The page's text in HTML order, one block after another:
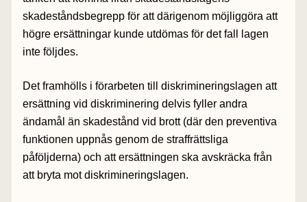
skadeståndsbegrepp för att därigenom möjliggöra att
högre ersättningar kunde utdömas för det fall lagen
inte följdes.
Det framhölls i förarbeten till diskrimineringslagen att
ersättning vid diskriminering delvis fyller andra
ändamål än skadestånd vid brott (där den preventiva
funktionen uppnås genom de straffrättsliga
påföljderna) och att ersättningen ska avskräcka från
att bryta mot diskrimineringslagen.